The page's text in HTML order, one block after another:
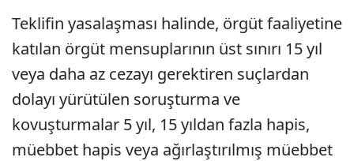
Teklifin yasalaşması halinde, örgüt faaliyetine
katılan örgüt mensuplarının üst sınırı 15 yıl
veya daha az cezayı gerektiren suçlardan
dolayı yürütülen soruşturma ve
kovuşturmalar 5 yıl, 15 yıldan fazla hapis,
müebbet hapis veya ağırlaştırılmış müebbet